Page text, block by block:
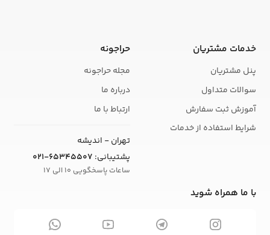
خدمات مشتریان
پنل مشتریان
سوالات متداول
آموزش ثبت سفارش
شرایط استفاده از خدمات
حراجونه
مجله حراجونه
درباره ما
ارتباط با ما
تهران - اندیشه
پشتیبانی: 021-65345507
ساعات پاسخگویی 10 الی 17
با ما همراه شوید